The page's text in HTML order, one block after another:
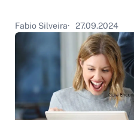
Fabio Silveira 27.09.2024